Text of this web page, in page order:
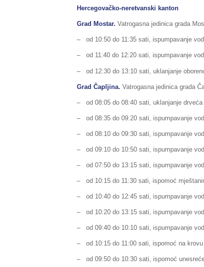
Hercegovačko-neretvanski kanton
Grad Mostar. Vatrogasna jedinica grada
– od 10:50 do 11:35 sati, ispumpavanje
– od 11:40 do 12:20 sati, ispumpavanje
– od 12:30 do 13:10 sati, uklanjanje
Grad Čapljina. Vatrogasna jedinica grada
– od 08:05 do 08:40 sati, uklanjanje drveća
– od 08:35 do 09:20 sati, ispumpavanje
– od 08:10 do 09:30 sati, ispumpavanje
– od 09:10 do 10:50 sati, ispumpavanje
– od 07:50 do 13:15 sati, ispumpavanje
– od 10:15 do 11:30 sati, ispomoć
– od 10:40 do 12:45 sati, ispumpavanje
– od 10:20 do 13:15 sati, ispumpavanje
– od 09:40 do 10:10 sati, ispumpavanje
– od 10:15 do 11:00 sati, ispomoć na krovu
– od 09:50 do 10:30 sati, ispomoć